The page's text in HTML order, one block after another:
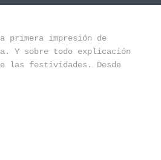
primera impresión de
Y sobre todo explicación
las festividades. Desde